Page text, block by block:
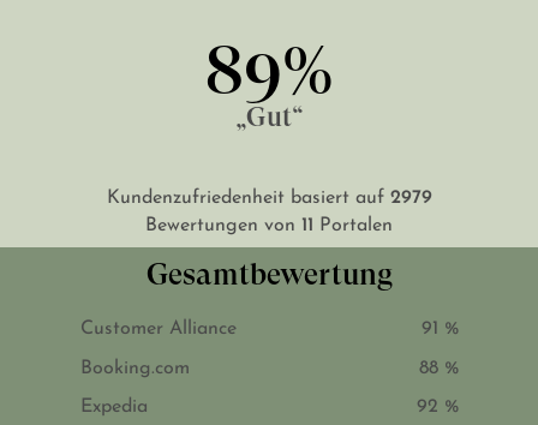
89%
„Gut“
Kundenzufriedenheit basiert auf 2979
Bewertungen von 11 Portalen
Gesamtbewertung
Customer Alliance
91 %
Booking.com
88 %
Expedia
92 %